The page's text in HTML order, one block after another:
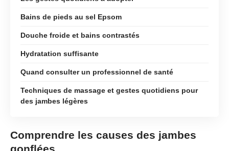
Bains de pieds au sel Epsom
Douche froide et bains contrastés
Hydratation suffisante
Quand consulter un professionnel de santé
Techniques de massage et gestes quotidiens pour
des jambes légères
Comprendre les causes des jambes